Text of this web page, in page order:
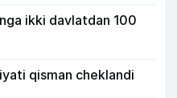
ikki davlatdan 100
qisman cheklandi